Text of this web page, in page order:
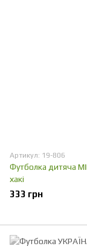
Артикул: 19-806
Футболка дитяча
хакі
333 грн